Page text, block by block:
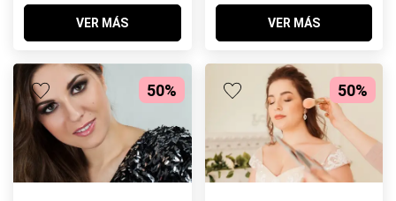
VER MÁS VER MÁS
50% 50%